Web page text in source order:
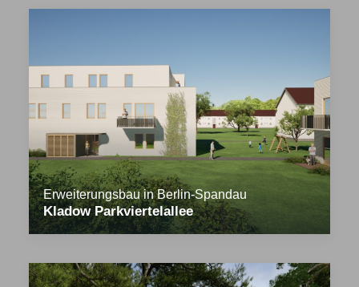
Erweiterungsbau in Berlin-Spandau
Kladow Parkviertelallee